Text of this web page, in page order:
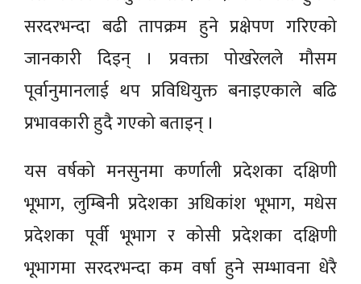
सरदरभन्दा बढी तापक्रम हुने प्रक्षेपण गरिएको
जानकारी दिइन् । प्रवक्ता पोखरेलले मौसम
पूर्वानुमानलाई थप प्रविधियुक्त बनाइएकाले बढि
प्रभावकारी हुदै गएको बताइन् ।
यस वर्षको मनसुनमा कर्णाली प्रदेशका दक्षिणी
भूभाग, लुम्बिनी प्रदेशका अधिकांश भूभाग, मधेस
प्रदेशका पूर्वी भूभाग र कोसी प्रदेशका दक्षिणी
भूभागमा सरदरभन्दा कम वर्षा हुने सम्भावना धेरै